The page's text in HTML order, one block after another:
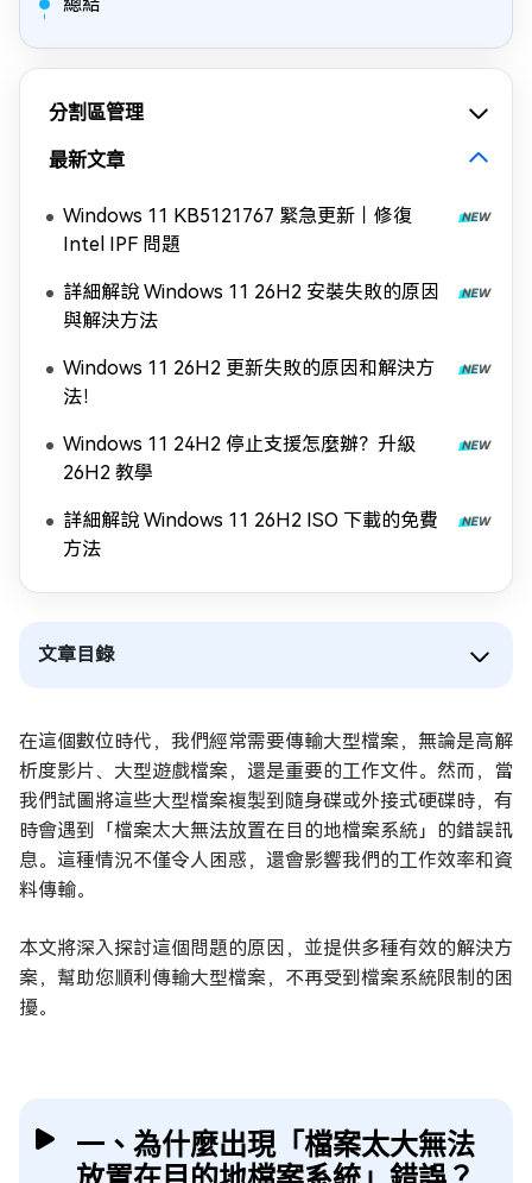
分割區管理
最新文章
Windows 11 KB5121767 緊急更新｜修復
Intel IPF 問題
詳細解說 Windows 11 26H2 安裝失敗的原因
與解決方法
Windows 11 26H2 更新失敗的原因和解決方
法！
Windows 11 24H2 停止支援怎麼辦？升級
26H2 教學
詳細解說 Windows 11 26H2 ISO 下載的免費
方法
文章目錄
在這個數位時代，我們經常需要傳輸大型檔案，無論是高解
析度影片、大型遊戲檔案，還是重要的工作文件。然而，當
我們試圖將這些大型檔案複製到隨身碟或外接式硬碟時，有
時會遇到「檔案太大無法放置在目的地檔案系統」的錯誤訊
息。這種情況不僅令人困惑，還會影響我們的工作效率和資
料傳輸。
本文將深入探討這個問題的原因，並提供多種有效的解決方
案，幫助您順利傳輸大型檔案，不再受到檔案系統限制的困
擾。
一、為什麼出現「檔案太大無法